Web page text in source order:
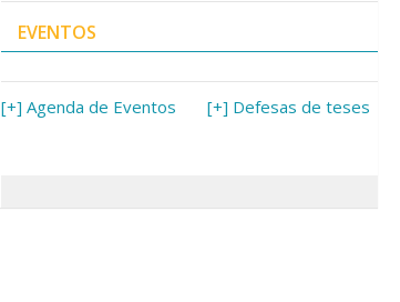
EVENTOS
[+] Agenda de Eventos [+] Defesas de teses